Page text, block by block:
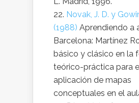
Novak, J. D. y
(1988) Aprendiendo a
Barcelona: Martínez
básico y clásico en la
teórico-práctica para
aplicación de mapas
conceptuales en el